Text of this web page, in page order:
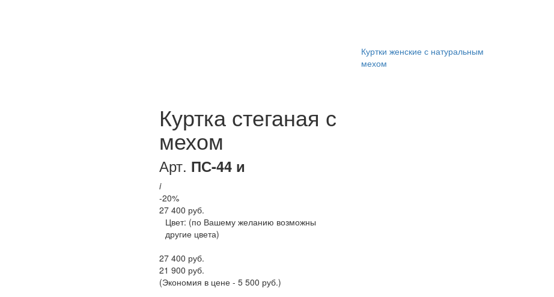
Куртка стеганая с
мехом
Арт. ПС-44 и
i
-20%
27 400 руб.
Цвет: (по Вашему желанию возможны
другие цвета)
27 400 руб.
21 900 руб.
(Экономия в цене - 5 500 руб.)
Куртки женские с натуральным
мехом